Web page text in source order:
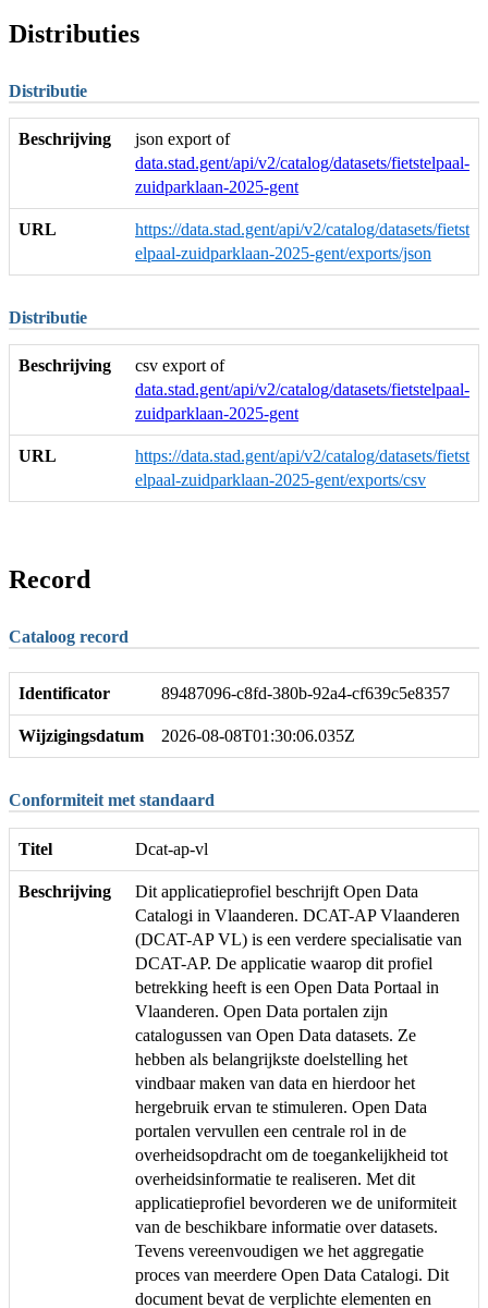
Distributies
Distributie
Beschrijving
json export of
data.stad.gent/api/v2/catalog/datasets/fietstelpaal-
zuidparklaan-2025-gent
URL
https://data.stad.gent/api/v2/catalog/datasets/fietst
elpaal-zuidparklaan-2025-gent/exports/json
Distributie
Beschrijving
csv export of
data.stad.gent/api/v2/catalog/datasets/fietstelpaal-
zuidparklaan-2025-gent
URL
https://data.stad.gent/api/v2/catalog/datasets/fietst
elpaal-zuidparklaan-2025-gent/exports/csv
Record
Cataloog record
Identificator 89487096-c8fd-380b-92a4-cf639c5e8357
Wijzigingsdatum 2026-08-08T01:30:06.035Z
Conformiteit met standaard
Titel Dcat-ap-vl
Beschrijving
Dit applicatieprofiel beschrijft Open Data
Catalogi in Vlaanderen. DCAT-AP Vlaanderen
(DCAT-AP VL) is een verdere specialisatie van
DCAT-AP. De applicatie waarop dit profiel
betrekking heeft is een Open Data Portaal in
Vlaanderen. Open Data portalen zijn
catalogussen van Open Data datasets. Ze
hebben als belangrijkste doelstelling het
vindbaar maken van data en hierdoor het
hergebruik ervan te stimuleren. Open Data
portalen vervullen een centrale rol in de
overheidsopdracht om de toegankelijkheid tot
overheidsinformatie te realiseren. Met dit
applicatieprofiel bevorderen we de uniformiteit
van de beschikbare informatie over datasets.
Tevens vereenvoudigen we het aggregatie
proces van meerdere Open Data Catalogi. Dit
document bevat de verplichte elementen en